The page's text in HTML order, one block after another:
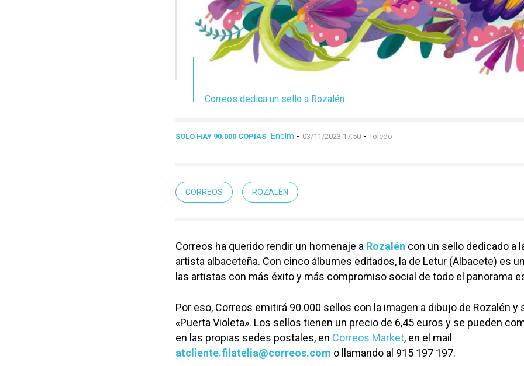
Correos dedica un sello a Rozalén.
SOLO HAY 90.000 COPIAS Enclm - 03/11/2023 17:50 - Toledo
CORREOS ROZALÉN
Correos ha querido rendir un homenaje a Rozalén con un sello dedicado a
artista albaceteña. Con cinco álbumes editados, la de Letur (Albacete) es
las artistas con más éxito y más compromiso social de todo el panorama
Por eso, Correos emitirá 90.000 sellos con la imagen a dibujo de Rozalén y
«Puerta Violeta». Los sellos tienen un precio de 6,45 euros y se pueden
en las propias sedes postales, en Correos Market, en el mail
atcliente.filatelia@correos.com o llamando al 915 197 197.